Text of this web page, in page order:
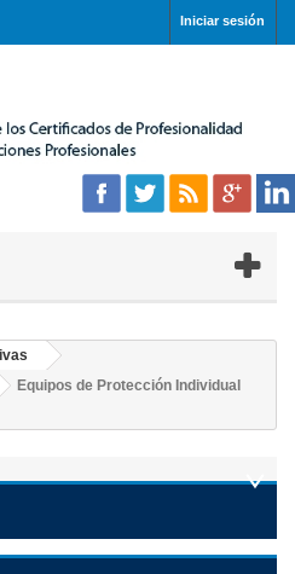
Iniciar sesión
Equipos de Protección Individual